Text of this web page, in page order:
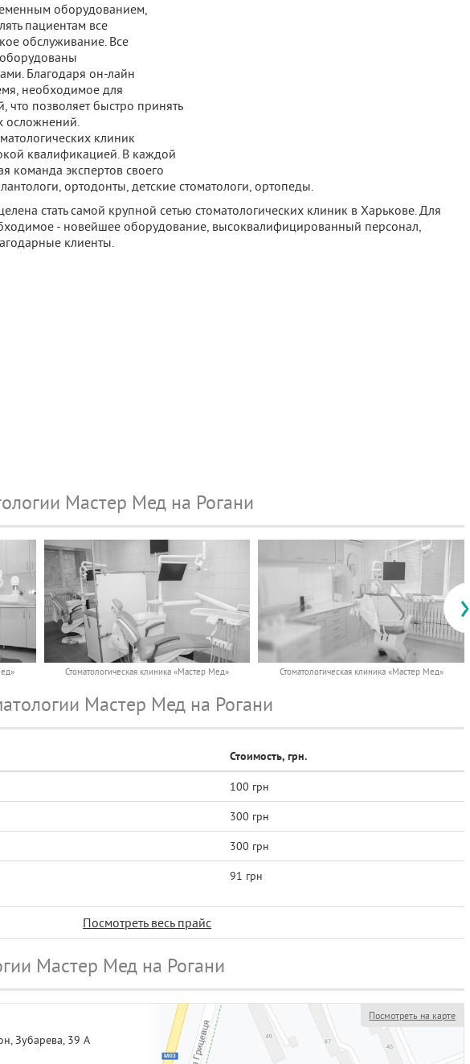
оборудованием,
пациентам все
обслуживание. Все
Благодаря он-лайн
необходимое для
что позволяет быстро принять
осложнений.
клиник
квалификацией. В каждой
команда экспертов своего
ортодонты, детские стоматологи, ортопеды.
стать самой крупной сетью стоматологических клиник в Харькове. Для
- новейшее оборудование, высоквалифицированный персонал,
клиенты.
Мастер Мед на Рогани
Стоматологическая клиника «Мастер Мед» Стоматологическая клиника «Мастер Мед»
›
Мастер Мед на Рогани
Стоимость, грн.
100 грн
300 грн
300 грн
91 грн
Посмотреть весь прайс
Мастер Мед на Рогани
Зубарева, 39 А
Посмотреть на карте